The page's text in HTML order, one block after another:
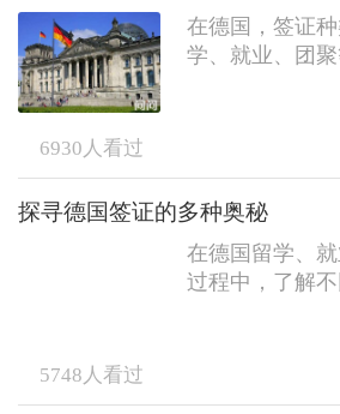
在德国，签证
学、就业、团
6930 人看过
探寻德国签证的多种奥秘
在德国留学、
过程中，了解
5748 人看过